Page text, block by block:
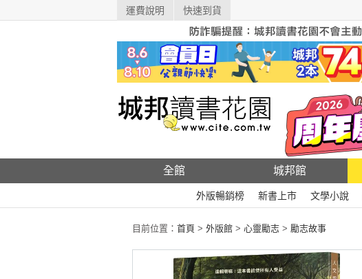
運費說明 快速到貨
全館 城邦館
外版暢銷榜 新書上市 文學小說
目前位置： 首頁 > 外版館 > 心靈勵志 > 勵志故事